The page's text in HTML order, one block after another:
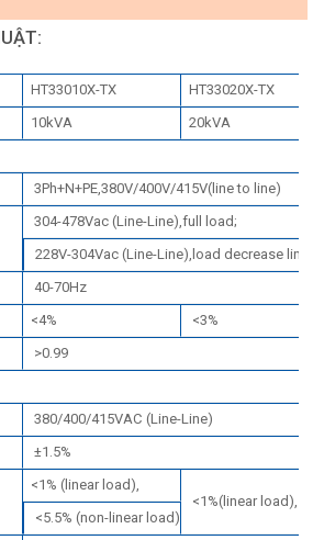
HT33010X-TX
HT33020X-TX
10kVA
20kVA
3Ph+N+PE,380V/400V/415V(line to line)
304-478Vac (Line-Line),full load;
228V-304Vac (Line-Line),load decrease
40-70Hz
<4%
<3%
>0.99
380/400/415VAC (Line-Line)
±1.5%
<1% (linear load),
<1%(linear
<5.5% (non-linear load)